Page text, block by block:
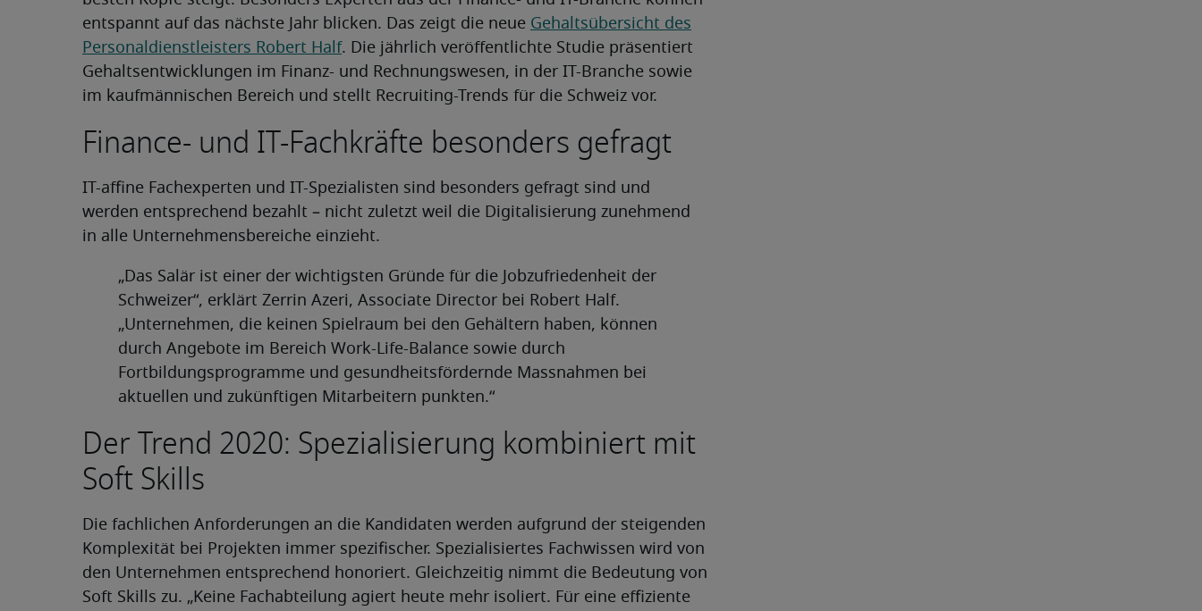
entspannt auf das nächste Jahr blicken. Das zeigt die neue Gehaltsübersicht des
Personaldienstleisters Robert Half. Die jährlich veröffentlichte Studie präsentiert
Gehaltsentwicklungen im Finanz- und Rechnungswesen, in der IT-Branche sowie
im kaufmännischen Bereich und stellt Recruiting-Trends für die Schweiz vor.
Finance- und IT-Fachkräfte besonders gefragt
IT-affine Fachexperten und IT-Spezialisten sind besonders gefragt sind und
werden entsprechend bezahlt – nicht zuletzt weil die Digitalisierung zunehmend
in alle Unternehmensbereiche einzieht.
„Das Salär ist einer der wichtigsten Gründe für die Jobzufriedenheit der
Schweizer“, erklärt Zerrin Azeri, Associate Director bei Robert Half.
„Unternehmen, die keinen Spielraum bei den Gehältern haben, können
durch Angebote im Bereich Work-Life-Balance sowie durch
Fortbildungsprogramme und gesundheitsfördernde Massnahmen bei
aktuellen und zukünftigen Mitarbeitern punkten.“
Der Trend 2020: Spezialisierung kombiniert mit
Soft Skills
Die fachlichen Anforderungen an die Kandidaten werden aufgrund der steigenden
Komplexität bei Projekten immer spezifischer. Spezialisiertes Fachwissen wird von
den Unternehmen entsprechend honoriert. Gleichzeitig nimmt die Bedeutung von
Soft Skills zu. „Keine Fachabteilung agiert heute mehr isoliert. Für eine effiziente